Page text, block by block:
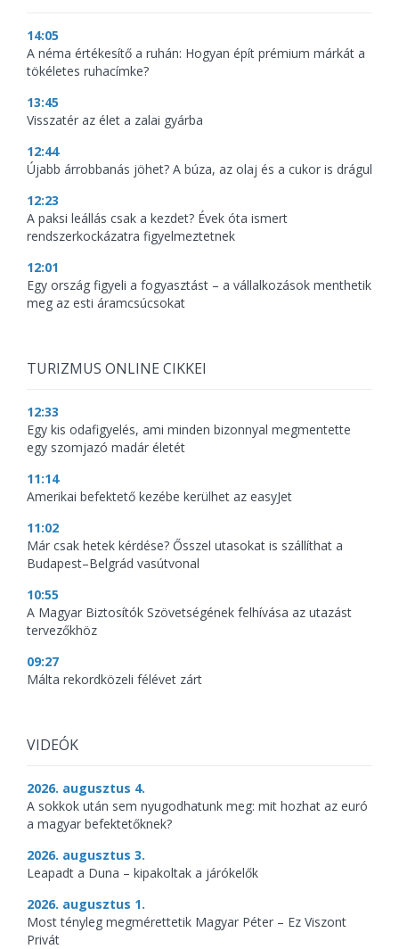
14:05
A néma értékesítő a ruhán: Hogyan épít prémium márkát a
tökéletes ruhacímke?
13:45
Visszatér az élet a zalai gyárba
12:44
Újabb árrobbanás jöhet? A búza, az olaj és a cukor is drágul
12:23
A paksi leállás csak a kezdet? Évek óta ismert
rendszerkockázatra figyelmeztetnek
12:01
Egy ország figyeli a fogyasztást – a vállalkozások menthetik
meg az esti áramcsúcsokat
TURIZMUS ONLINE CIKKEI
12:33
Egy kis odafigyelés, ami minden bizonnyal megmentette
egy szomjazó madár életét
11:14
Amerikai befektető kezébe kerülhet az easyJet
11:02
Már csak hetek kérdése? Ősszel utasokat is szállíthat a
Budapest–Belgrád vasútvonal
10:55
A Magyar Biztosítók Szövetségének felhívása az utazást
tervezőkhöz
09:27
Málta rekordközeli félévet zárt
VIDEÓK
2026. augusztus 4.
A sokkok után sem nyugodhatunk meg: mit hozhat az euró
a magyar befektetőknek?
2026. augusztus 3.
Leapadt a Duna – kipakoltak a járókelők
2026. augusztus 1.
Most tényleg megmérettetik Magyar Péter – Ez Viszont
Privát